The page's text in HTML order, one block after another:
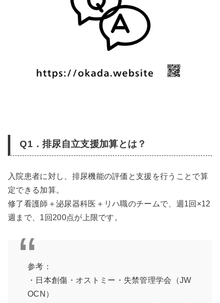
Q1．排尿自立支援加算とは？
入院患者に対し、排尿機能の評価と支援を行うことで算
定できる加算。
修了看護師＋泌尿器科医＋リハ職のチームで、週1回×12
週まで、1回200点が上限です。
参考：
・日本創傷・オストミー・失禁管理学会（JW
OCN）